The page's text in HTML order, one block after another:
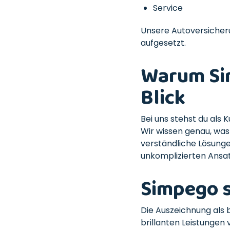
Service
Unsere
aufgesetzt.
Warum
Blick
Bei uns stehst du als
Wir wissen genau,
verständliche
unkomplizierten
Simpego
Die Auszeichnung
brillanten Leistungen